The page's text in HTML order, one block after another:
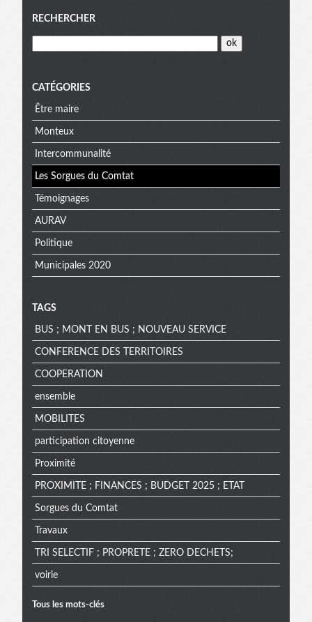
Menu
RECHERCHER
CATÉGORIES
Être maire
Monteux
Intercommunalité
Les Sorgues du Comtat
Témoignages
AURAV
Politique
Municipales 2020
TAGS
BUS ; MONT EN BUS ; NOUVEAU SERVICE
CONFERENCE DES TERRITOIRES
COOPERATION
ensemble
MOBILITES
participation citoyenne
Proximité
PROXIMITE ; FINANCES ; BUDGET 2025 ; ETAT
Sorgues du Comtat
Travaux
TRI SELECTIF ; PROPRETE ; ZERO DECHETS;
voirie
Tous les mots-clés